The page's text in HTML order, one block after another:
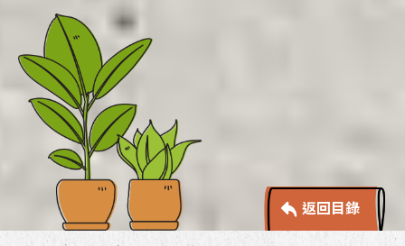
返回目錄